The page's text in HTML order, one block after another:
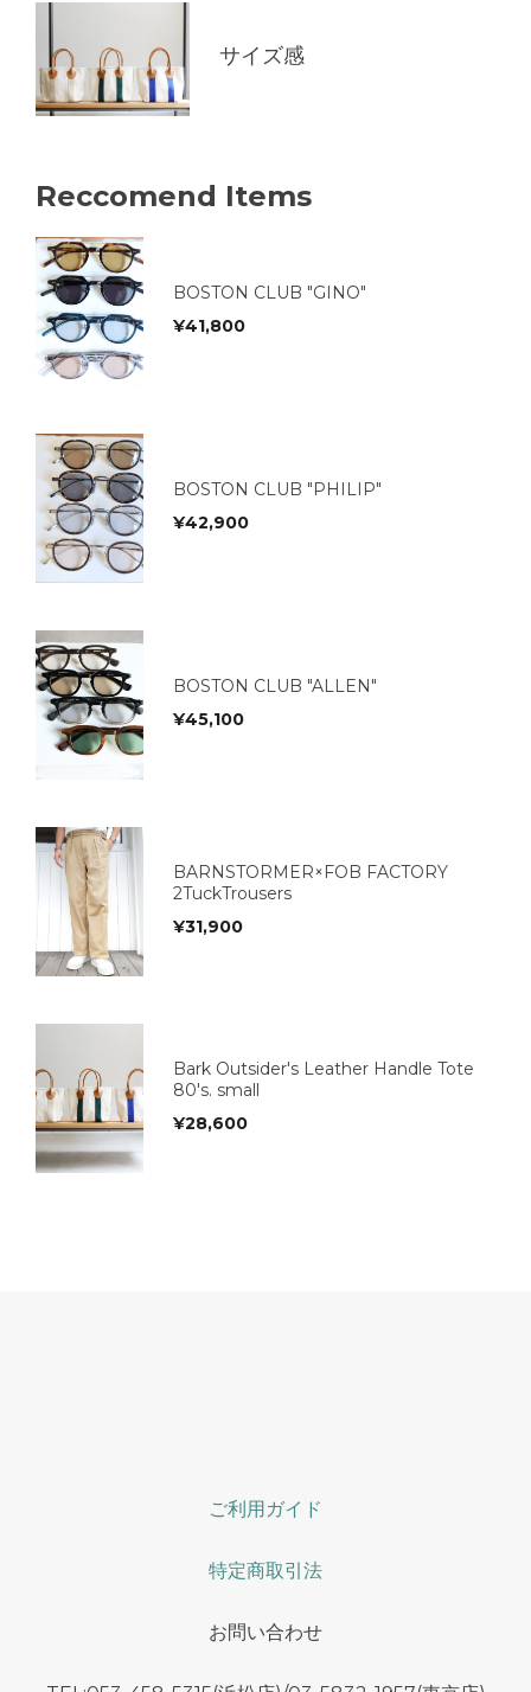
サイズ感
Reccomend Items
BOSTON CLUB "GINO"
¥41,800
BOSTON CLUB "PHILIP"
¥42,900
BOSTON CLUB "ALLEN"
¥45,100
BARNSTORMER×FOB FACTORY
2TuckTrousers
¥31,900
Bark Outsider's Leather Handle Tote
80's. small
¥28,600
ご利用ガイド
特定商取引法
お問い合わせ